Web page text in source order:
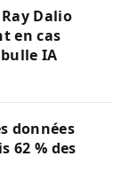
Dalio
en cas
IA
données
62 % des